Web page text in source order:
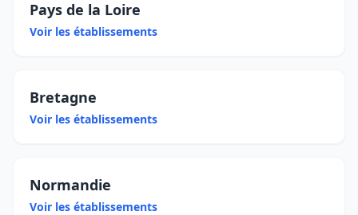
Pays de la Loire
Voir les établissements
Bretagne
Voir les établissements
Normandie
Voir les établissements